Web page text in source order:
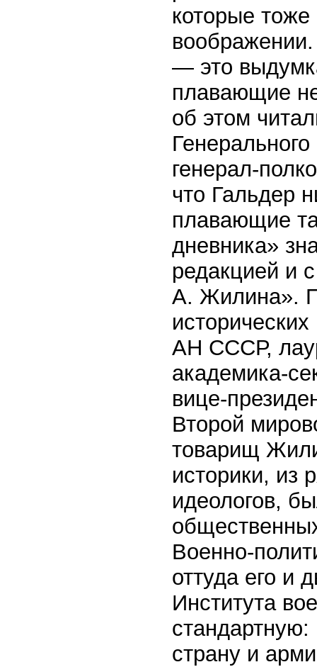
которые
— это
плавающие
об этом
генерал-
что Гальдер
плавающие
дневника»
редакцией и
А. Жилина».
АН СССР,
академика-
вице-
Второй
товарищ
историки, из
идеологов,
Военно-
оттуда его и
Института
страну и